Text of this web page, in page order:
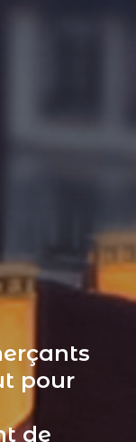
pour
de